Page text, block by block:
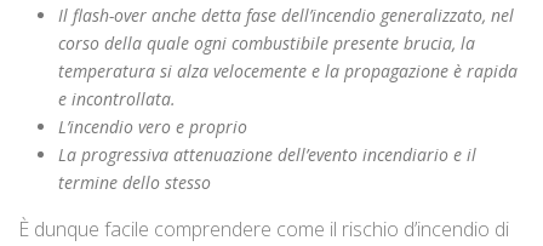
Il flash-over anche detta fase dell’incendio generalizzato, nel
corso della quale ogni combustibile presente brucia, la
temperatura si alza velocemente e la propagazione è rapida
e incontrollata.
L’incendio vero e proprio
La progressiva attenuazione dell’evento incendiario e il
termine dello stesso
È dunque facile comprendere come il rischio d’incendio di